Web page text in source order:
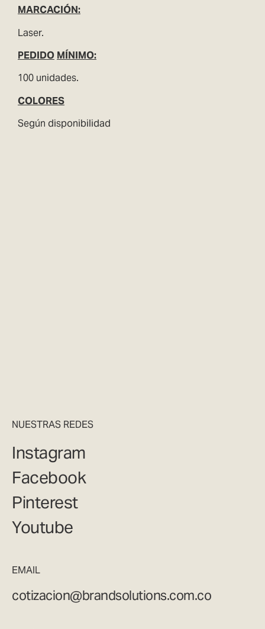
MARCACIÓN:
Laser.
PEDIDO MÍNIMO:
100 unidades.
COLORES
Según disponibilidad
NUESTRAS REDES
Instagram
Facebook
Pinterest
Youtube
EMAIL
cotizacion@brandsolutions.com.co